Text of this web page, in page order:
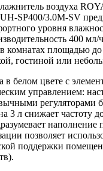
воздуха
SP400/3.0M-SV
уровня
400 мл/
комнатах площадью
гостиной или
белом цвете с
управлением:
регуляторами
3 л снижает частоту
наполнение
позволяет
поддержки